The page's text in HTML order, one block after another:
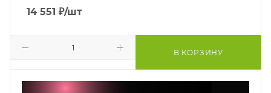
14 551 ₽/шт
В КОРЗИНУ